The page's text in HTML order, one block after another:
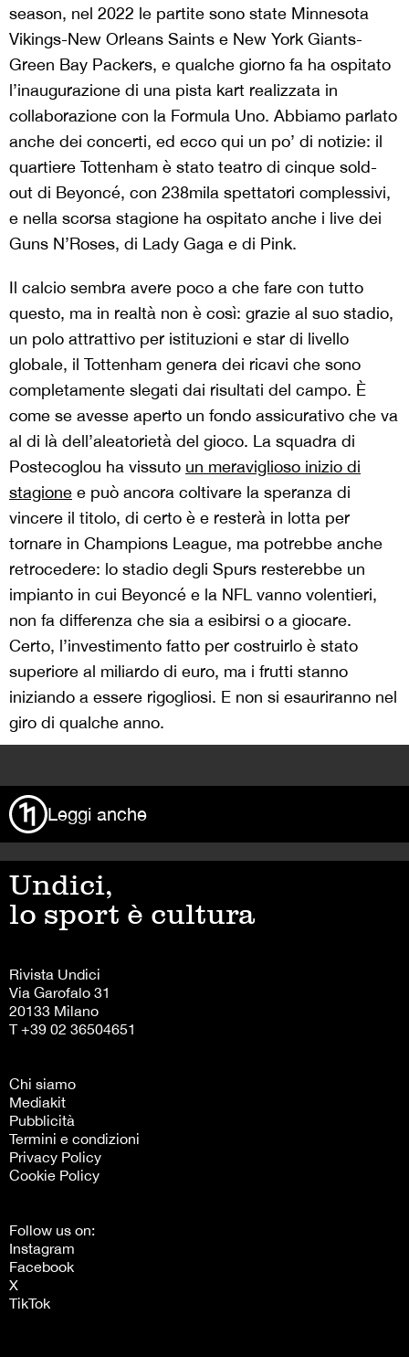
season, nel 2022 le partite sono state Minnesota
Vikings-New Orleans Saints e New York Giants-
Green Bay Packers, e qualche giorno fa ha ospitato
l’inaugurazione di una pista kart realizzata in
collaborazione con la Formula Uno. Abbiamo parlato
anche dei concerti, ed ecco qui un po’ di notizie: il
quartiere Tottenham è stato teatro di cinque sold-
out di Beyoncé, con 238mila spettatori complessivi,
e nella scorsa stagione ha ospitato anche i live dei
Guns N’Roses, di Lady Gaga e di Pink.
Il calcio sembra avere poco a che fare con tutto
questo, ma in realtà non è così: grazie al suo stadio,
un polo attrattivo per istituzioni e star di livello
globale, il Tottenham genera dei ricavi che sono
completamente slegati dai risultati del campo. È
come se avesse aperto un fondo assicurativo che va
al di là dell’aleatorietà del gioco. La squadra di
Postecoglou ha vissuto un meraviglioso inizio di
stagione e può ancora coltivare la speranza di
vincere il titolo, di certo è e resterà in lotta per
tornare in Champions League, ma potrebbe anche
retrocedere: lo stadio degli Spurs resterebbe un
impianto in cui Beyoncé e la NFL vanno volentieri,
non fa differenza che sia a esibirsi o a giocare.
Certo, l’investimento fatto per costruirlo è stato
superiore al miliardo di euro, ma i frutti stanno
iniziando a essere rigogliosi. E non si esauriranno nel
giro di qualche anno.
Leggi anche
Undici,
lo sport è cultura
Rivista Undici
Via Garofalo 31
20133 Milano
T +39 02 36504651
Chi siamo
Mediakit
Pubblicità
Termini e condizioni
Privacy Policy
Cookie Policy
Follow us on:
Instagram
Facebook
X
TikTok